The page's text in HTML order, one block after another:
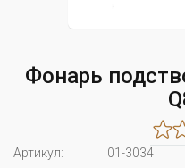
Фонарь
Артикул:
01-3034